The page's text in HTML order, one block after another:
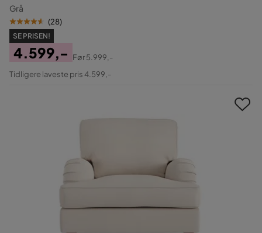
Grå
(28)
SE PRISEN!
Pris
4.599,-
Original
Før5.999,-
Tidligere laveste pris 4.599,-